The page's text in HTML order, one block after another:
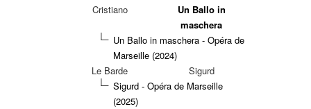
Cristiano
Un Ballo in
maschera
Un Ballo in maschera - Opéra de
Marseille (2024)
Le Barde
Sigurd
Sigurd - Opéra de Marseille
(2025)